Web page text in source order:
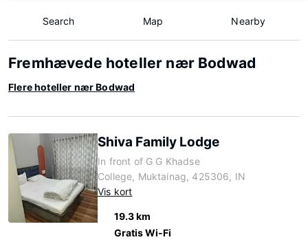
Search Map Nearby
Fremhævede hoteller nær Bodwad
Flere hoteller nær Bodwad
Shiva Family Lodge
In front of G G Khadse
College, Muktainag, 425306, IN
Vis kort
19.3 km
Gratis Wi-Fi